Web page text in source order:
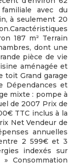
avec du
à seulement 20
187 m² Terrain
dont une
pièce de vie
aménagée et
toit Grand garage
Dépendances et
mixte : pompe à
de 2007 Prix de
TTC inclus à la
Net Vendeur de
annuelles
2 599€ et 3
indexés sur
» Consommation